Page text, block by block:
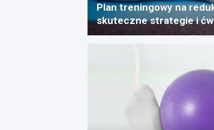
Plan treningowy na
skuteczne strategie i